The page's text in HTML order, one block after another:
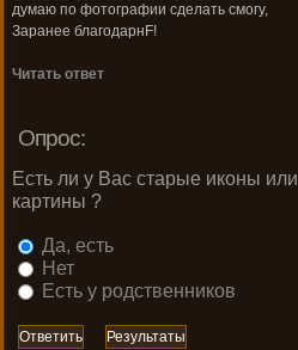
думаю по фотографии сделать смогу,
Заранее благодарнF!
Читать ответ
Опрос:
Есть ли у Вас старые иконы или
картины ?
Да, есть
Нет
Есть у родственников